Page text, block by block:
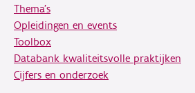
Thema's
Opleidingen en events
Toolbox
Databank kwaliteitsvolle praktijken
Cijfers en onderzoek